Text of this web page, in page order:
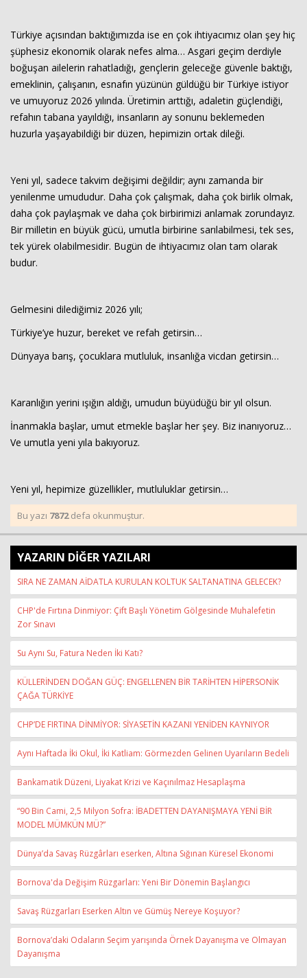
Türkiye açısından baktığımızda ise en çok ihtiyacımız olan şey hiç
şüphesiz ekonomik olarak nefes alma… Asgari geçim derdiyle
boğuşan ailelerin rahatladığı, gençlerin geleceğe güvenle baktığı,
emeklinin, çalışanın, esnafın yüzünün güldüğü bir Türkiye istiyor
ve umuyoruz 2026 yılında. Üretimin arttığı, adaletin güçlendiği,
refahın tabana yayıldığı, insanların ay sonunu beklemeden
huzurla yaşayabildiği bir düzen, hepimizin ortak dileği.
Yeni yıl, sadece takvim değişimi değildir; aynı zamanda bir
yenilenme umududur. Daha çok çalışmak, daha çok birlik olmak,
daha çok paylaşmak ve daha çok birbirimizi anlamak zorundayız.
Bir milletin en büyük gücü, umutla birbirine sarılabilmesi, tek ses,
tek yürek olabilmesidir. Bugün de ihtiyacımız olan tam olarak
budur.
Gelmesini dilediğimiz 2026 yılı;
Türkiye’ye huzur, bereket ve refah getirsin…
Dünyaya barış, çocuklara mutluluk, insanlığa vicdan getirsin…
Karanlığın yerini ışığın aldığı, umudun büyüdüğü bir yıl olsun.
İnanmakla başlar, umut etmekle başlar her şey. Biz inanıyoruz…
Ve umutla yeni yıla bakıyoruz.
Yeni yıl, hepimize güzellikler, mutluluklar getirsin…
Bu yazı 7872defa okunmuştur.
YAZARIN DİĞER YAZILARI
SIRA NE ZAMAN AİDATLA KURULAN KOLTUK SALTANATINA GELECEK?
CHP'de Fırtına Dinmiyor: Çift Başlı Yönetim Gölgesinde Muhalefetin
Zor Sınavı
Su Aynı Su, Fatura Neden İki Katı?
KÜLLERİNDEN DOĞAN GÜÇ: ENGELLENEN BİR TARİHTEN HİPERSONİK
ÇAĞA TÜRKİYE
CHP’DE FIRTINA DİNMİYOR: SİYASETİN KAZANI YENİDEN KAYNIYOR
Aynı Haftada İki Okul, İki Katliam: Görmezden Gelinen Uyarıların Bedeli
Bankamatik Düzeni, Liyakat Krizi ve Kaçınılmaz Hesaplaşma
“90 Bin Cami, 2,5 Milyon Sofra: İBADETTEN DAYANIŞMAYA YENİ BİR
MODEL MÜMKÜN MÜ?”
Dünya’da Savaş Rüzgârları eserken, Altına Sığınan Küresel Ekonomi
Bornova'da Değişim Rüzgarları: Yeni Bir Dönemin Başlangıcı
Savaş Rüzgarları Eserken Altın ve Gümüş Nereye Koşuyor?
Bornova’daki Odaların Seçim yarışında Örnek Dayanışma ve Olmayan
Dayanışma